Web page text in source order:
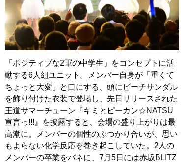
「ポジティブな2軍の中学生」をコンセプトに活
動する6人組ユニット。メンバー自身が「重くて
ちょっと大変」と口にする、頭にビーチサンダル
を飾り付けた衣装で登場し、先日リリースされた
王道サマーチューン『キミとピーカン☆NATSU
宣言っ!!!』を披露すると、会場の盛り上がりは最
高潮に。メンバーの個性のぶつかり合いが、思い
もよらない化学反応を巻き起こしていた。2人の
メンバーの卒業をバネに、7月5日には赤坂BLITZ